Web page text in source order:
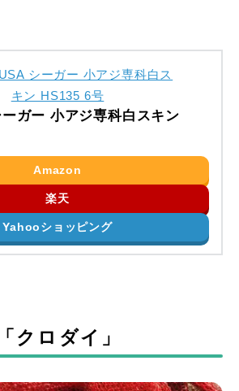
ガー 小アジ専科白スキン
Amazon
楽天
Yahooショッピング
クロダイ」